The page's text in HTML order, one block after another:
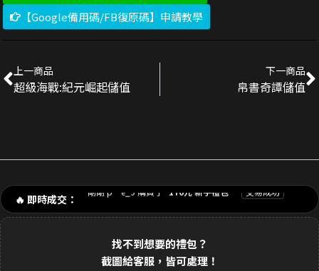
【Google備用碼/FB復原碼】申請教學
上一商品
超級海戰:紀元崛起儲值
下一商品
帛書奇譚儲值
🔥 即時成交：
3分鐘前 k**ty 購買了 33元 銅板禮包
找不到想要的禮包？
截圖給客服，皆可處理！